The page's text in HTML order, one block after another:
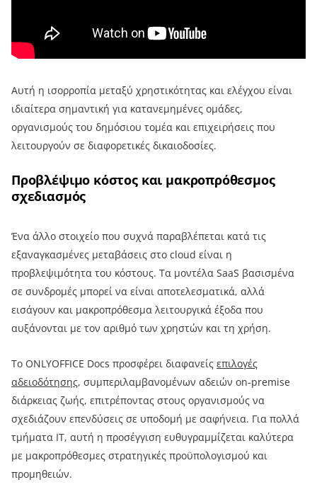
Αυτή η ισορροπία μεταξύ χρηστικότητας και ελέγχου είναι
ιδιαίτερα σημαντική για κατανεμημένες ομάδες,
οργανισμούς του δημόσιου τομέα και επιχειρήσεις που
λειτουργούν σε διαφορετικές δικαιοδοσίες.
Προβλέψιμο κόστος και μακροπρόθεσμος
σχεδιασμός
Ένα άλλο στοιχείο που συχνά παραβλέπεται κατά τις
εξαναγκασμένες μεταβάσεις στο cloud είναι η
προβλεψιμότητα του κόστους. Τα μοντέλα SaaS βασισμένα
σε συνδρομές μπορεί να είναι αποτελεσματικά, αλλά
εισάγουν και μακροπρόθεσμα λειτουργικά έξοδα που
αυξάνονται με τον αριθμό των χρηστών και τη χρήση.
Το ONLYOFFICE Docs προσφέρει διαφανείς επιλογές
αδειοδότησης, συμπεριλαμβανομένων αδειών on-premise
διάρκειας ζωής, επιτρέποντας στους οργανισμούς να
σχεδιάζουν επενδύσεις σε υποδομή με σαφήνεια. Για πολλά
τμήματα IT, αυτή η προσέγγιση ευθυγραμμίζεται καλύτερα
με μακροπρόθεσμες στρατηγικές προϋπολογισμού και
προμηθειών.